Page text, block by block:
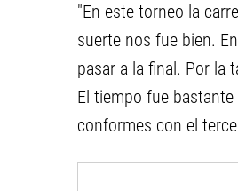
"En este torneo la
suerte nos fue bien.
pasar a la final. Por la
El tiempo fue
conformes con el